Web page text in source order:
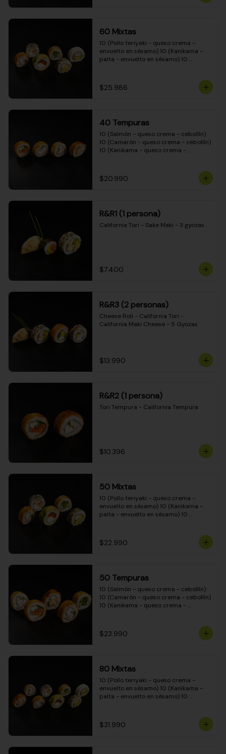
(Pimentón - queso crema - cebollín -
envuelto en masa tempura)
60 Mixtas
10 (Pollo teriyaki - queso crema -
envuelto en sésamo) 10 (Kanikama -
palta - envuelto en sésamo) 10
envuelto en queso crema) 10
(Camarón - queso crema - cebollín -
$25.986
40 Tempuras
10 (Salmón - queso crema - cebollín)
10 (Camarón - queso crema - cebollín)
10 (Kanikama - queso crema -
$20.990
R&R1 (1 persona)
California Tori - Sake Maki - 3 gyozas
$7.400
R&R3 (2 personas)
Cheese Roll - California Tori -
California Maki Cheese - 5 Gyozas
$13.990
R&R2 (1 persona)
Tori Tempura - California Tempura
$10.396
50 Mixtas
10 (Pollo teriyaki - queso crema -
envuelto en sésamo) 10 (Kanikama -
palta - envuelto en sésamo) 10
cebollín - envuelto en masa tempura)
10 (Pimentón - queso crema - cebollín
$22.990
50 Tempuras
10 (Salmón - queso crema - cebollín)
10 (Camarón - queso crema - cebollín)
10 (Kanikama - queso crema -
crema - cebollín)
$23.990
80 Mixtas
10 (Pollo teriyaki - queso crema -
envuelto en sésamo) 10 (Kanikama -
palta - envuelto en sésamo) 10
envuelto en queso crema) 10
(Camarón - queso crema - cebollín -
$31.990